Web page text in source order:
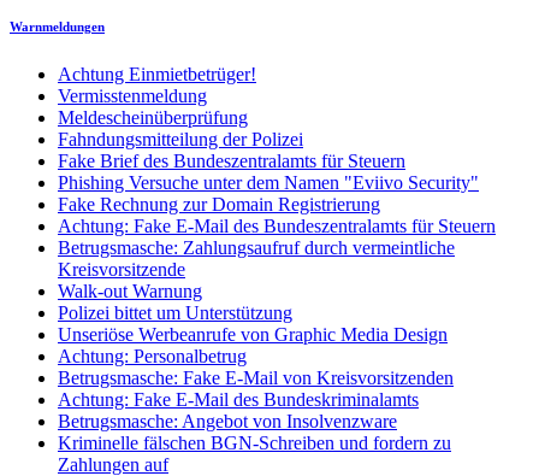
Warnmeldungen
Achtung Einmietbetrüger!
Vermisstenmeldung
Meldescheinüberprüfung
Fahndungsmitteilung der Polizei
Fake Brief des Bundeszentralamts für Steuern
Phishing Versuche unter dem Namen "Eviivo Security"
Fake Rechnung zur Domain Registrierung
Achtung: Fake E-Mail des Bundeszentralamts für Steuern
Betrugsmasche: Zahlungsaufruf durch vermeintliche
Kreisvorsitzende
Walk-out Warnung
Polizei bittet um Unterstützung
Unseriöse Werbeanrufe von Graphic Media Design
Achtung: Personalbetrug
Betrugsmasche: Fake E-Mail von Kreisvorsitzenden
Achtung: Fake E-Mail des Bundeskriminalamts
Betrugsmasche: Angebot von Insolvenzware
Kriminelle fälschen BGN-Schreiben und fordern zu
Zahlungen auf